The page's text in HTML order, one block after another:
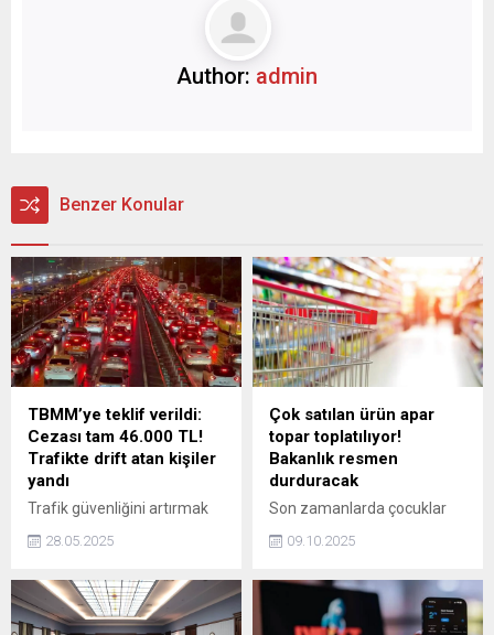
Author: admin
Benzer Konular
TBMM’ye teklif verildi:
Cezası tam 46.000 TL!
Trafikte drift atan kişiler
yandı
Trafik güvenliğini artırmak
arasında yaygınlaşan
önlemek amacıyla
hazırlanan yeni kanun teklifi,
28.05.2025
Çok satılan ürün apar
topar toplatılıyor!
Bakanlık resmen
durduracak
Son zamanlarda çocuklar
bir oyuncak, Ticaret
incelemeye alındı. Güvenlik
endişeleri nedeniyle
09.10.2025